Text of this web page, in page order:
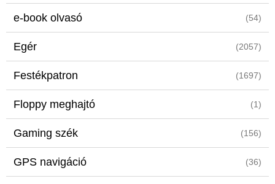
e-book olvasó (54)
Egér (2057)
Festékpatron (1697)
Floppy meghajtó (1)
Gaming szék (156)
GPS navigáció (36)